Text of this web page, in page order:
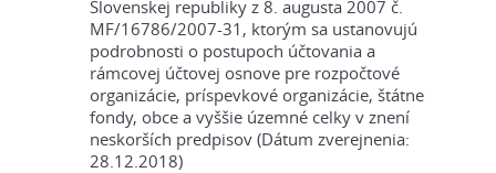
Slovenskej republiky z 8. augusta 2007 č.
MF/16786/2007-31, ktorým sa ustanovujú
podrobnosti o postupoch účtovania a
rámcovej účtovej osnove pre rozpočtové
organizácie, príspevkové organizácie, štátne
fondy, obce a vyššie územné celky v znení
neskorších predpisov (Dátum zverejnenia:
28.12.2018)